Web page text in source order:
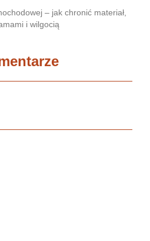
– jak chronić materiał,
i wilgocią